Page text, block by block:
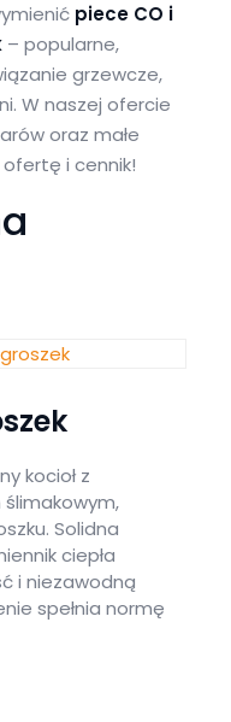
piece CO i
– popularne,
grzewcze,
W naszej ofercie
oraz małe
i cennik!
kocioł z
Solidna
ciepła
i niezawodną
spełnia normę